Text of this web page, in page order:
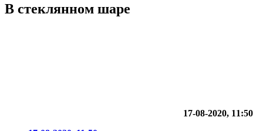
В стеклянном шаре
17-08-2020, 11:50